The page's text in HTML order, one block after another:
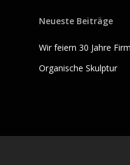
Neueste Beiträge
Wir feiern 30 Jahre
Organische Skulptur